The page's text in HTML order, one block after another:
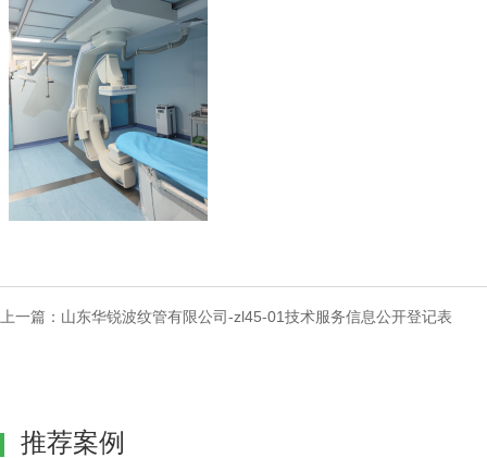
上一篇： 山东华锐波纹管有限公司-zl45-01技术服务信息公开登记表
推荐案例